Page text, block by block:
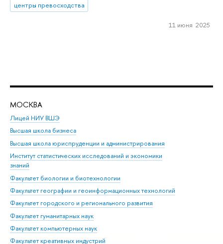
центры превосходства
11 июня 2025
МОСКВА
Лицей НИУ ВШЭ
Высшая школа бизнеса
Высшая школа юриспруденции и администрирования
Институт статистических исследований и экономики
знаний
Факультет биологии и биотехнологии
Факультет географии и геоинформационных технологий
Факультет городского и регионального развития
Факультет гуманитарных наук
Факультет компьютерных наук
Факультет креативных индустрий